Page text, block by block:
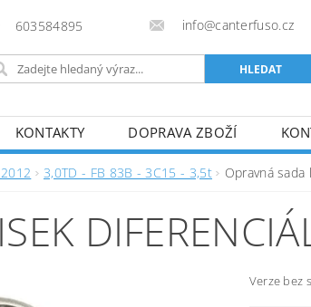
603584895 info@canterfuso.cz
KONTAKTY DOPRAVA ZBOŽÍ
3,0TD - FB 83B - 3C15 - 3,5t Opravná
Verze bez